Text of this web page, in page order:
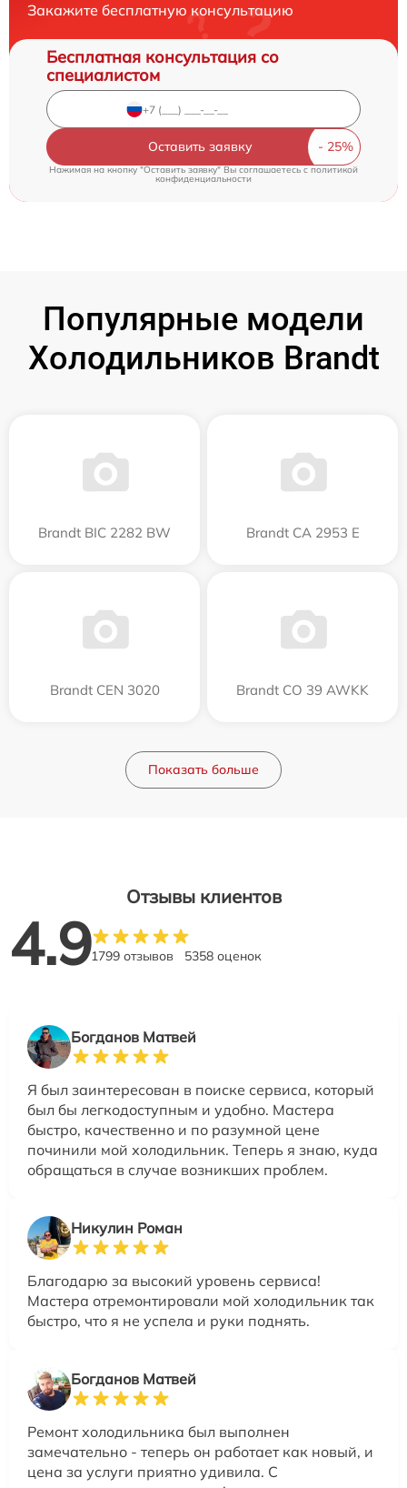
Закажите бесплатную консультацию
Бесплатная консультация со
специалистом
Оставить заявку
Нажимая на кнопку "Оставить заявку" Вы соглашаетесь cполитикой
конфиденциальности
Популярные модели
Холодильников Brandt
Brandt BIC 2282 BW Brandt CA 2953 E
Brandt CEN 3020 Brandt CO 39 AWKK
Показать больше
Отзывы клиентов
4.91799 отзывов 5358 оценок
Богданов Матвей
Я был заинтересован в поиске сервиса, который
был бы легкодоступным и удобно. Мастера
быстро, качественно и по разумной цене
починили мой холодильник. Теперь я знаю, куда
обращаться в случае возникших проблем.
Никулин Роман
Благодарю за высокий уровень сервиса!
Мастера отремонтировали мой холодильник так
быстро, что я не успела и руки поднять.
Богданов Матвей
Ремонт холодильника был выполнен
замечательно - теперь он работает как новый, и
цена за услуги приятно удивила. С